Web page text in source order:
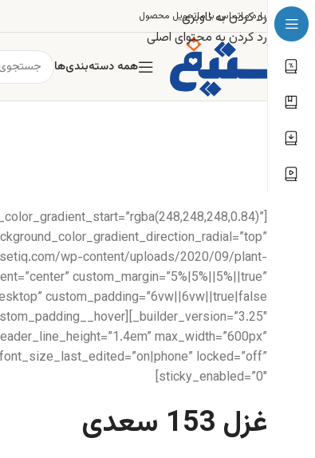
رد کردن به ناوبری
رد کردن به محتوای اصلی
درباره ماتماس با ماتحویل محصول
همه دسته‌بندی‌ها
setiq.com/wp-content/uploads/2020/09/plant-
custom_margin=”5%|5%||5%||true”
max_width=”600px”
locked=”off”
sticky_enabled=”0″]
غزل 153 سعدی